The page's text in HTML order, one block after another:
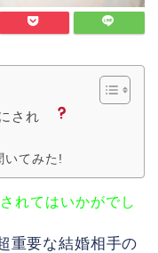
され
いてみた!
れてはいかがでし
重要な結婚相手の